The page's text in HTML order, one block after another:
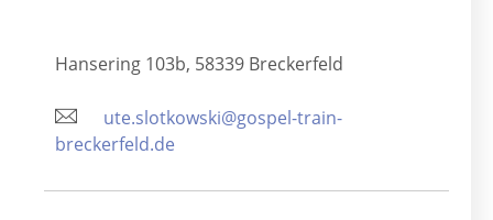
Hansering 103b, 58339 Breckerfeld
ute.slotkowski@gospel-train-
breckerfeld.de